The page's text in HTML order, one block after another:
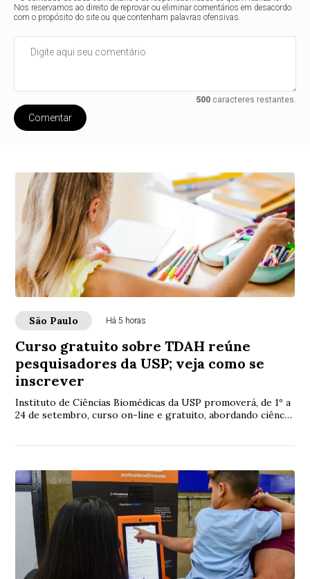
Nos reservamos ao direito de reprovar ou eliminar comentários em desacordo
com o propósito do site ou que contenham palavras ofensivas.
500caracteres restantes.
Comentar
São Paulo Há 5 horas
Curso gratuito sobre TDAH reúne
pesquisadores da USP; veja como se
inscrever
Instituto de Ciências Biomédicas da USP promoverá, de 1º a
24 de setembro, curso on-line e gratuito, abordando ciência,